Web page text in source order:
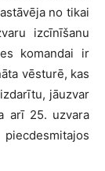
no tikai
izcīnīšanu
komandai ir
vēsturē, kas
jāuzvar
arī 25. uzvara